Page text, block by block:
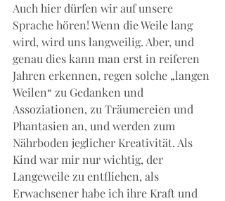
Auch hier dürfen wir auf unsere
Sprache hören! Wenn die Weile lang
wird, wird uns langweilig. Aber, und
genau dies kann man erst in reiferen
Jahren erkennen, regen solche „langen
Weilen“ zu Gedanken und
Assoziationen, zu Träumereien und
Phantasien an, und werden zum
Nährboden jeglicher Kreativität. Als
Kind war mir nur wichtig, der
Langeweile zu entfliehen, als
Erwachsener habe ich ihre Kraft und